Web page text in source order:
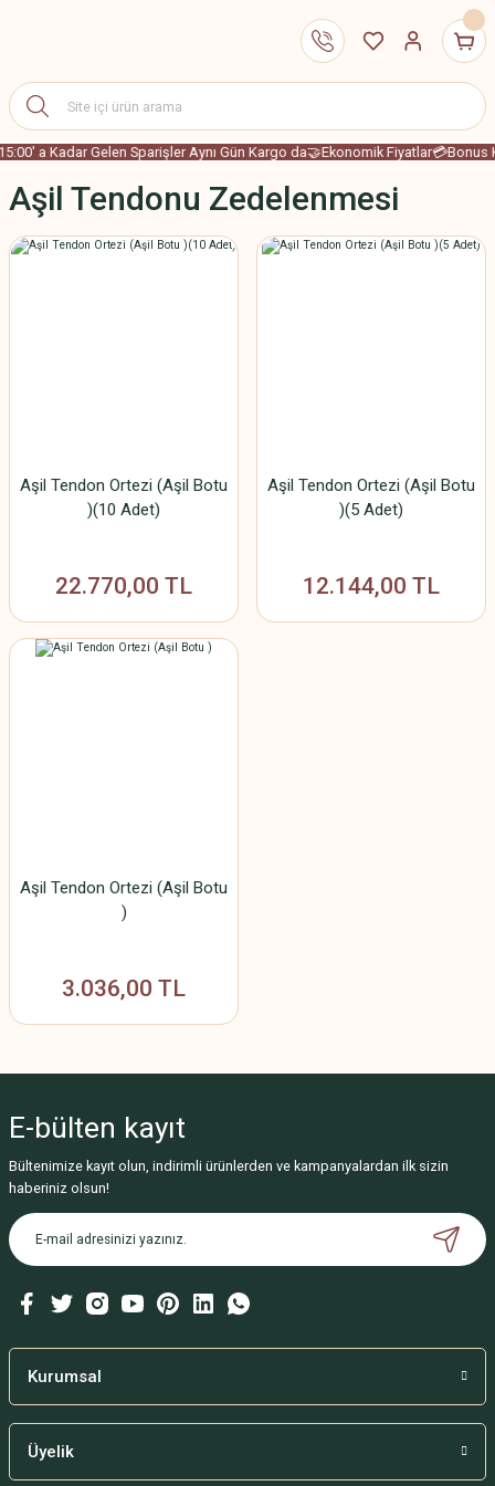
a Kadar Gelen Sparişler Aynı Gün Kargo da🤝Ekonomik Fiyatlar💳Bonus
Aşil Tendonu Zedelenmesi
Aşil Tendon Ortezi (Aşil Botu
)(10 Adet)
22.770,00 TL
Aşil Tendon Ortezi (Aşil Botu
)(5 Adet)
12.144,00 TL
Aşil Tendon Ortezi (Aşil Botu
)
3.036,00 TL
E-bülten kayıt
Bültenimize kayıt olun, indirimli ürünlerden ve kampanyalardan ilk sizin
haberiniz olsun!
Kurumsal
Üyelik